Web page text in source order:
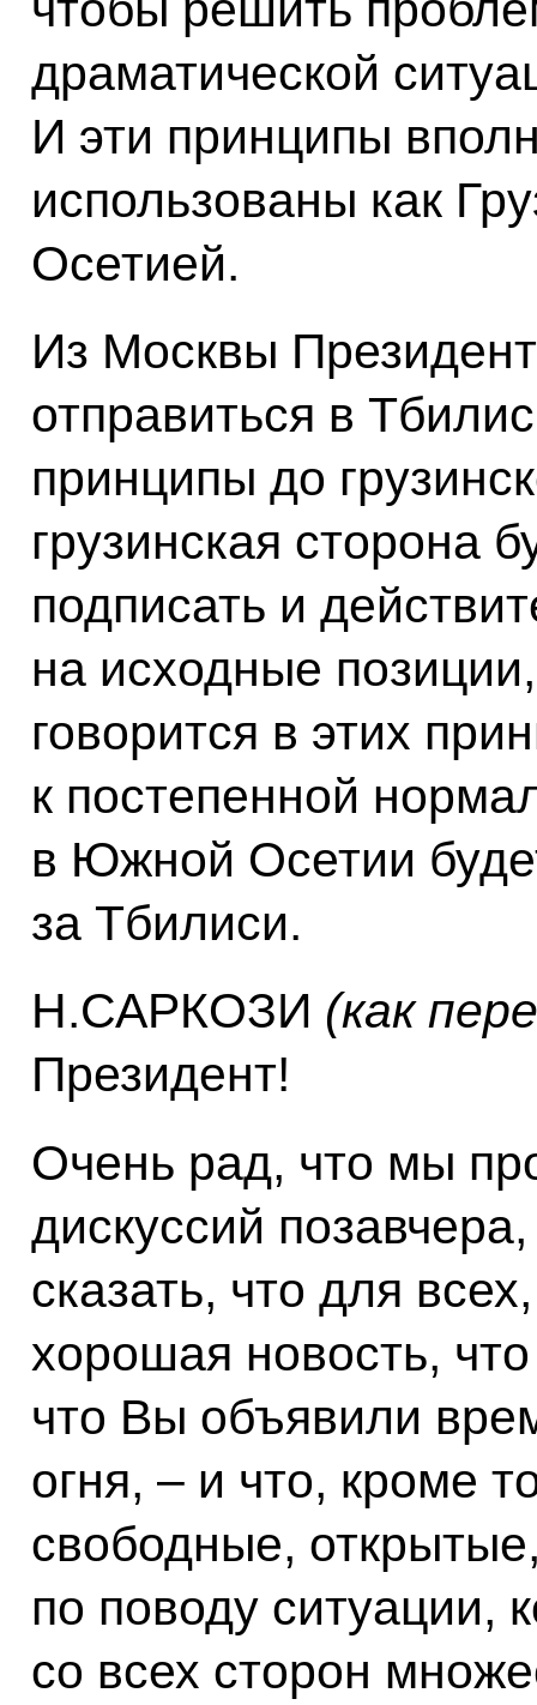
драматической
И эти принципы
использованы как
Осетией.
Из Москвы
отправиться в
принципы до
грузинская сторона
подписать и
на исходные
говорится в этих
к постепенной
в Южной Осетии
за Тбилиси.
Н.САРКОЗИ (как
Президент!
Очень рад, что мы
дискуссий
сказать, что для
хорошая новость,
что Вы объявили
огня, – и что, кроме
свободные,
по поводу ситуации,
со всех сторон